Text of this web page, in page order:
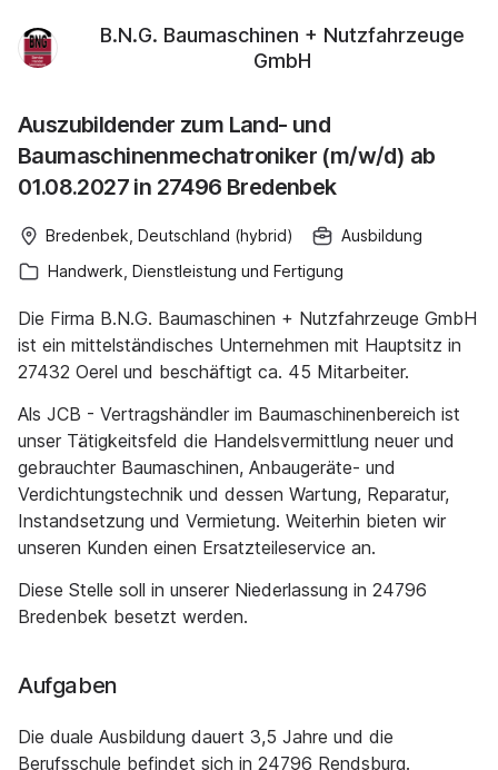
B.N.G. Baumaschinen + Nutzfahrzeuge
GmbH
Auszubildender zum Land- und
Baumaschinenmechatroniker (m/w/d) ab
01.08.2027 in 27496 Bredenbek
Bredenbek, Deutschland (hybrid)
Ausbildung
Handwerk, Dienstleistung und Fertigung
Die Firma B.N.G. Baumaschinen + Nutzfahrzeuge GmbH
ist ein mittelständisches Unternehmen mit Hauptsitz in
27432 Oerel und beschäftigt ca. 45 Mitarbeiter.
Als JCB - Vertragshändler im Baumaschinenbereich ist
unser Tätigkeitsfeld die Handelsvermittlung neuer und
gebrauchter Baumaschinen, Anbaugeräte- und
Verdichtungstechnik und dessen Wartung, Reparatur,
Instandsetzung und Vermietung. Weiterhin bieten wir
unseren Kunden einen Ersatzteileservice an.
Diese Stelle soll in unserer Niederlassung in 24796
Bredenbek besetzt werden.
Aufgaben
Die duale Ausbildung dauert 3,5 Jahre und die
Berufsschule befindet sich in 24796 Rendsburg.